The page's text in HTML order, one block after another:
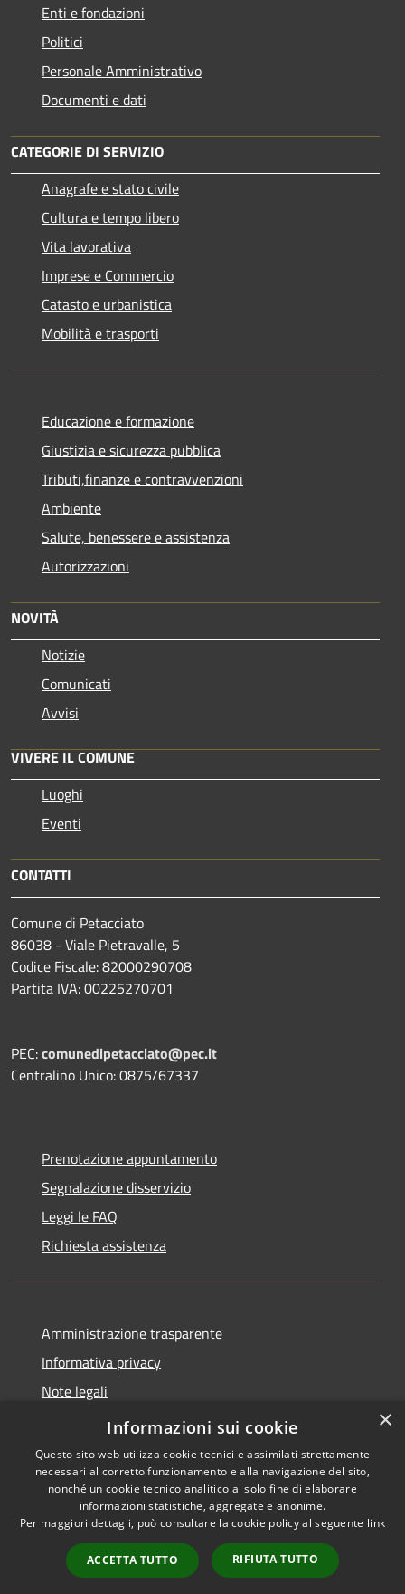
Enti e fondazioni
Politici
Personale Amministrativo
Documenti e dati
CATEGORIE DI SERVIZIO
Anagrafe e stato civile
Cultura e tempo libero
Vita lavorativa
Imprese e Commercio
Catasto e urbanistica
Mobilità e trasporti
Educazione e formazione
Giustizia e sicurezza pubblica
Tributi,finanze e contravvenzioni
Ambiente
Salute, benessere e assistenza
Autorizzazioni
NOVITÀ
Notizie
Comunicati
Avvisi
VIVERE IL COMUNE
Luoghi
Eventi
CONTATTI
Comune di Petacciato
86038 - Viale Pietravalle, 5
Codice Fiscale: 82000290708
Partita IVA: 00225270701
PEC:comunedipetacciato@pec.it
Centralino Unico: 0875/67337
Prenotazione appuntamento
Segnalazione disservizio
Leggi le FAQ
Richiesta assistenza
Amministrazione trasparente
Informativa privacy
Note legali
Dichiarazione di accessibilità
Accessibilità
Copyright © 2026 • Comune di
Petacciato • Powered by
Municipium•
Accesso
redazione
×
Informazioni sui cookie
Questo sito web utilizza cookie tecnici e assimilati strettamente
necessari al corretto funzionamento e alla navigazione del sito,
nonché un cookie tecnico analitico al solo fine di elaborare
informazioni statistiche, aggregate e anonime.
Per maggiori dettagli, può consultare la cookie policy al seguente link
ACCETTA TUTTO RIFIUTA TUTTO